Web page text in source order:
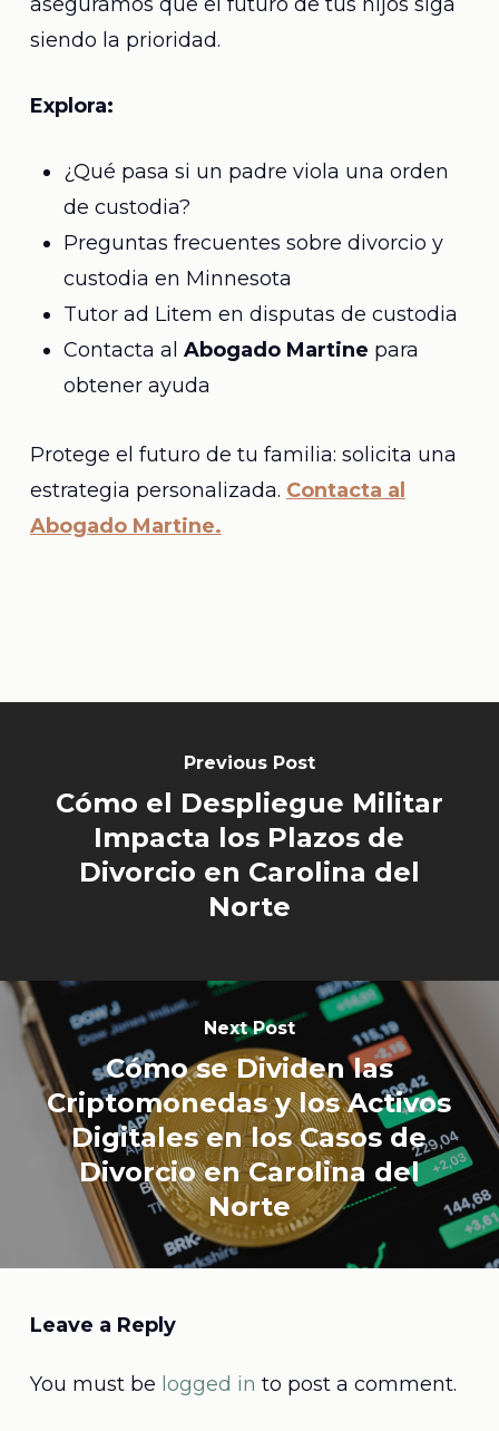
siendo la prioridad.
Explora:
¿Qué pasa si un padre viola una orden
de custodia?
Preguntas frecuentes sobre divorcio y
custodia en Minnesota
Tutor ad Litem en disputas de custodia
Contacta al Abogado Martine para
obtener ayuda
Protege el futuro de tu familia: solicita una
estrategia personalizada. Contacta al
Abogado Martine.
Previous Post
Cómo el Despliegue Militar
Impacta los Plazos de
Divorcio en Carolina del
Norte
Next Post
Cómo se Dividen las
Criptomonedas y los Activos
Digitales en los Casos de
Divorcio en Carolina del
Norte
Leave a Reply
You must be logged in to post a comment.